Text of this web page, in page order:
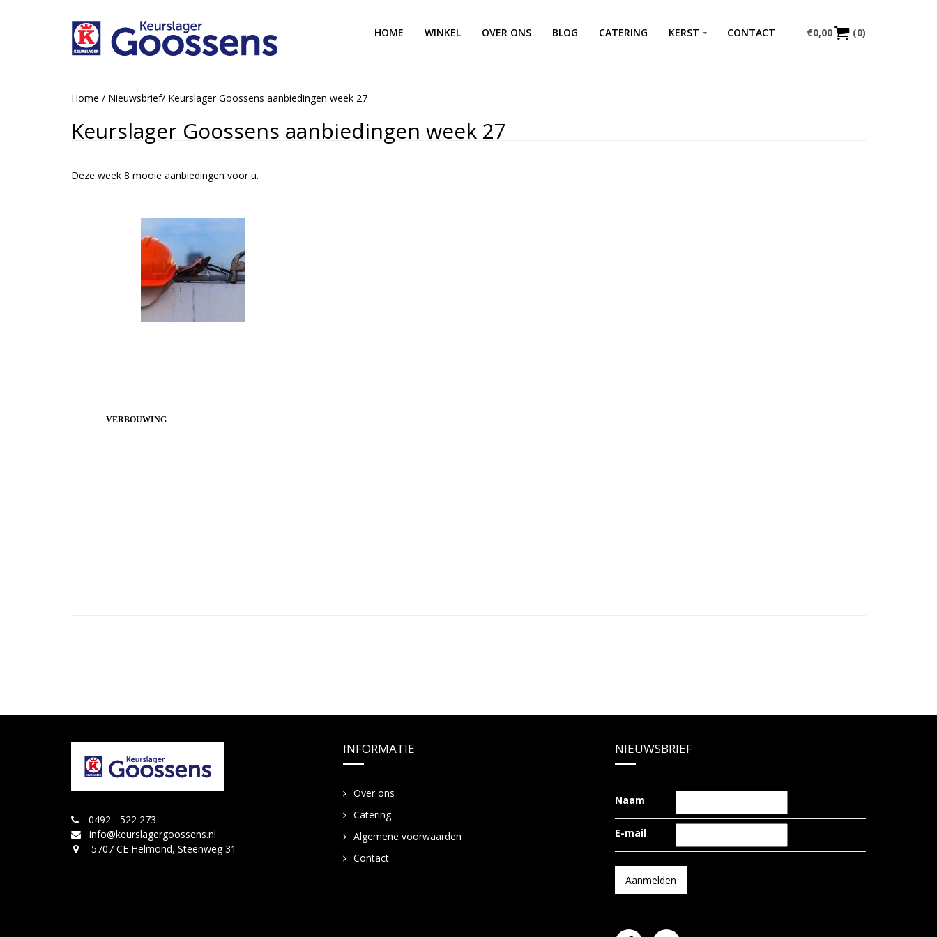
€0,00 (0)
HOME WINKEL OVER ONS BLOG CATERING KERST CONTACT
Home / Nieuwsbrief/ Keurslager Goossens aanbiedingen week 27
Keurslager Goossens aanbiedingen week 27
Deze week 8 mooie aanbiedingen voor u.
VERBOUWING
0492 - 522 273
info@keurslagergoossens.nl
5707 CE Helmond, Steenweg 31
INFORMATIE
Over ons
Catering
Algemene voorwaarden
Contact
NIEUWSBRIEF
Naam
E-mail